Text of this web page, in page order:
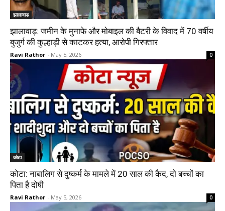
झालावाड
झालावाड़: जमीन के मुनाफे और मोबाइल की बैटरी के विवाद में 70 वर्षीय
बुजुर्ग की कुल्हाड़ी से काटकर हत्या, आरोपी गिरफ्तार
Ravi Rathor - May 5, 2026 0
कोटा
कोटा: नाबालिग से दुष्कर्म के मामले में 20 साल की कैद, दो बच्चों का
पिता है दोषी
Ravi Rathor - May 5, 2026 0